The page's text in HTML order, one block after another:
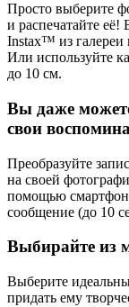
Просто выберите
и распечатайте
Instax™ из
Или используйте
до 10 см.
Вы даже
свои
Преобразуйте
на своей
помощью
сообщение (до 10
Выбирайте из
Выберите
придать ему